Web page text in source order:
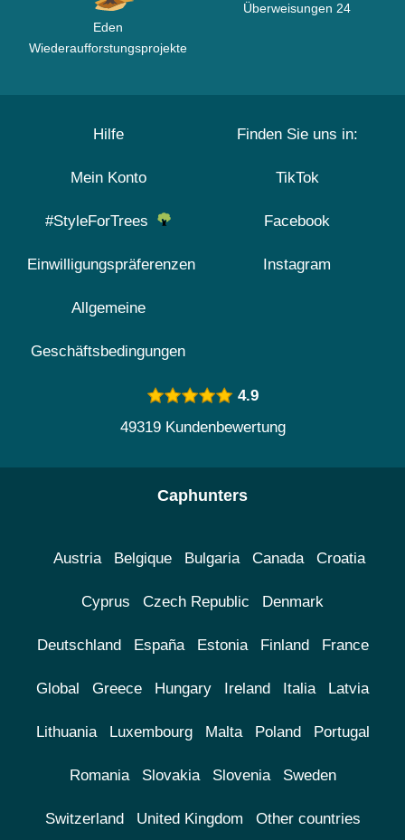
Eden
Wiederaufforstungsprojekte
Überweisungen 24
Hilfe
Mein Konto
#StyleForTrees
Einwilligungspräferenzen
Allgemeine
Geschäftsbedingungen
Finden Sie uns in:
TikTok
Facebook
Instagram
4.9
49319 Kundenbewertung
Caphunters
Austria Belgique Bulgaria Canada Croatia
Cyprus Czech Republic Denmark
Deutschland España Estonia Finland France
Global Greece Hungary Ireland Italia Latvia
Lithuania Luxembourg Malta Poland Portugal
Romania Slovakia Slovenia Sweden
Switzerland United Kingdom Other countries